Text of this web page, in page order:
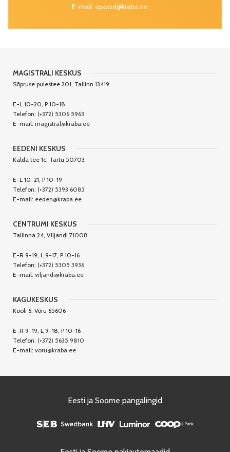
E-mail: epood@kraba.ee
MAGISTRALI KESKUS
Sõpruse puiestee 201, Tallinn 13419
E-L 10-20, P 10-18
Telefon: (+372) 5306 5963
E-mail: magistral@kraba.ee
EEDENI KESKUS
Kalda tee 1c, Tartu 50703
E-L 10-21, P 10-19
Telefon: (+372) 5393 6083
E-mail: eeden@kraba.ee
CENTRUMI KESKUS
Tallinna 24, Viljandi 71008
E-R 9-19, L 9-17, P 10-16
Telefon: (+372) 5305 3936
E-mail: viljandi@kraba.ee
KAGUKESKUS
Kooli 6, Võru 65606
E-R 9-19, L 9-18, P 10-16
Telefon: (+372) 5635 9810
E-mail: voru@kraba.ee
Eesti ja Soome pangalingid